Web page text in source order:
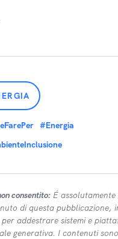
#Energia
consentito: É
di questa pubblicazione,
addestrare sistemi e
generativa. I contenuti